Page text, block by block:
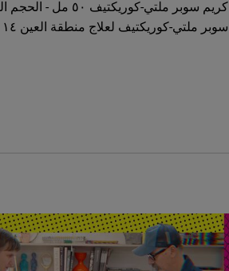
كريم سوبر ملتي-كوريكتيف ٥٠ مل - الحجم الكامل
سوبر ملتي-كوريكتيف لعلاج منطقة العين ١٤ مل - الحجم الكامل